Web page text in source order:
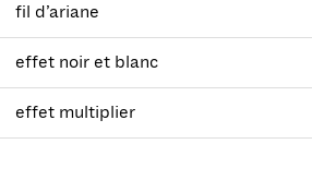
fil d’ariane
effet noir et blanc
effet multiplier